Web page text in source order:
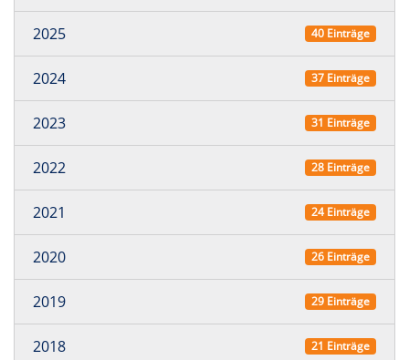
2025 40 Einträge
2024 37 Einträge
2023 31 Einträge
2022 28 Einträge
2021 24 Einträge
2020 26 Einträge
2019 29 Einträge
2018 21 Einträge